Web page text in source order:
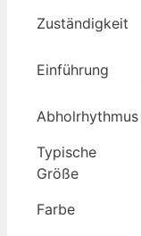
Zuständigkeit
Einführung
Abholrhythmus
Typische
Größe
Farbe